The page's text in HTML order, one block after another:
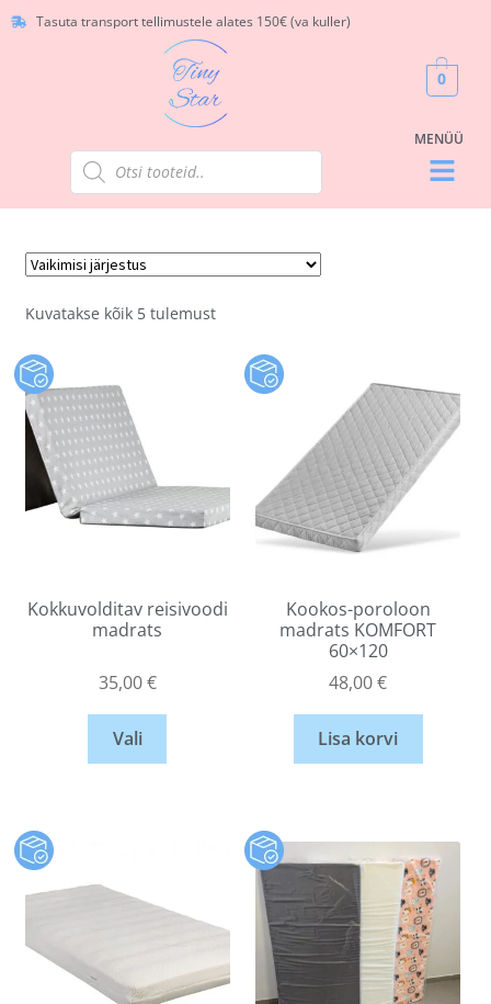
Tasuta transport tellimustele alates 150€ (va kuller)
0
Kuvatakse kõik 5 tulemust
Kokkuvolditav reisivoodi
madrats
35,00€
Vali
Kookos-poroloon
madrats KOMFORT
60×120
48,00€
Lisa korvi